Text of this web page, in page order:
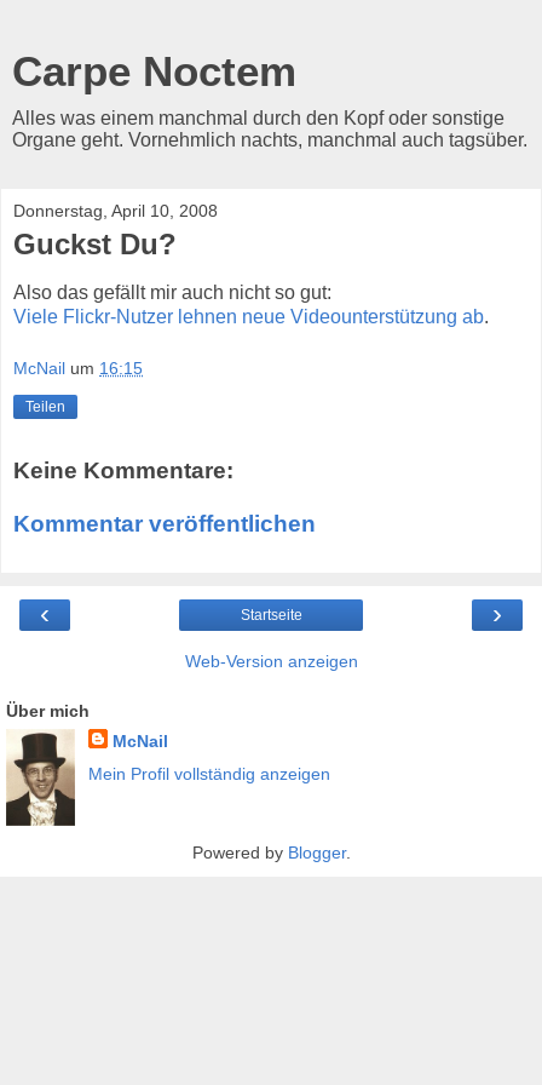
Carpe Noctem
Alles was einem manchmal durch den Kopf oder sonstige
Organe geht. Vornehmlich nachts, manchmal auch tagsüber.
Donnerstag, April 10, 2008
Guckst Du?
Also das gefällt mir auch nicht so gut:
Viele Flickr-Nutzer lehnen neue Videounterstützung ab.
McNail um 16:15
Teilen
Keine Kommentare:
Kommentar veröffentlichen
‹ ›
Startseite
Web-Version anzeigen
Über mich
McNail
Mein Profil vollständig anzeigen
Powered by Blogger.